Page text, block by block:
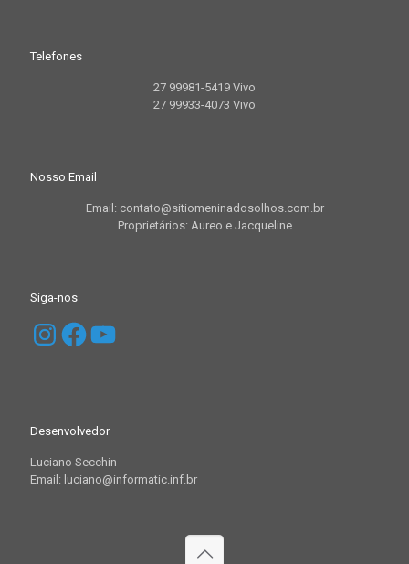
Telefones
27 99981-5419 Vivo
27 99933-4073 Vivo
Nosso Email
Email: contato@sitiomeninadosolhos.com.br
Proprietários: Aureo e Jacqueline
Siga-nos
InstagramFacebook
YouTube
Desenvolvedor
Luciano Secchin
Email: luciano@informatic.inf.br